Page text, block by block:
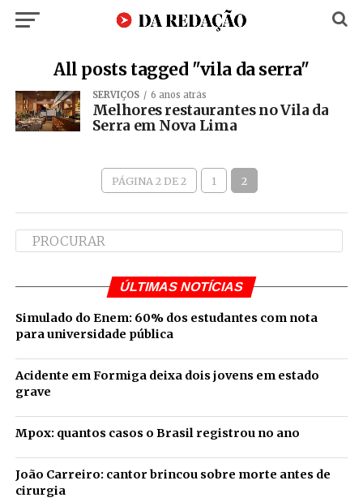
All posts tagged "vila da serra"
SERVIÇOS 6 anos atrás
Melhores restaurantes no Vila da
Serra em Nova Lima
PÁGINA 2 DE 2 1 2
ÚLTIMAS NOTÍCIAS
Simulado do Enem: 60% dos estudantes com nota
para universidade pública
Acidente em Formiga deixa dois jovens em estado
grave
Mpox: quantos casos o Brasil registrou no ano
João Carreiro: cantor brincou sobre morte antes de
cirurgia